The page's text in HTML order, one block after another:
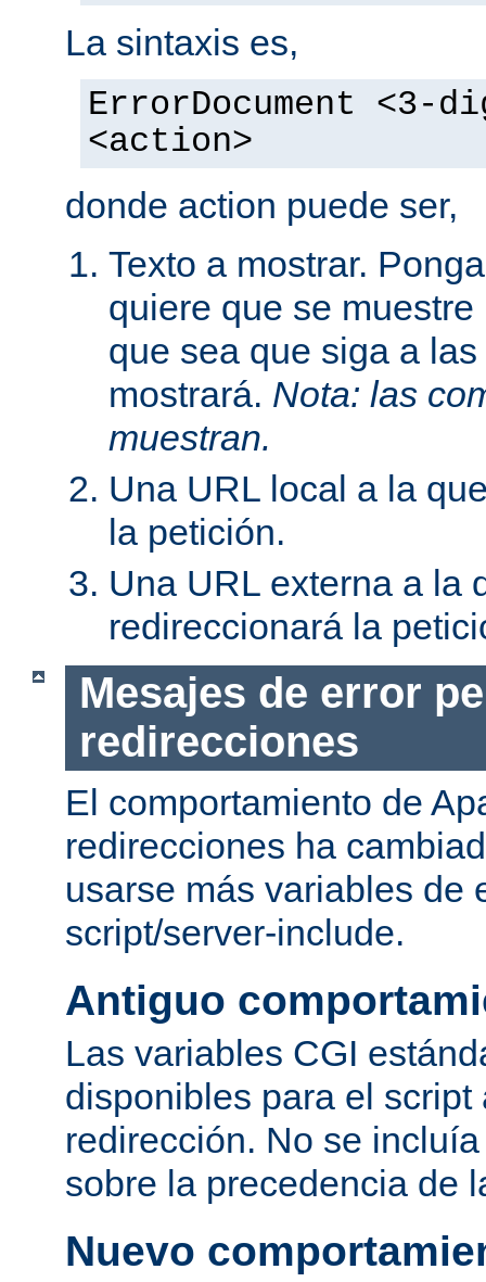
La sintaxis es,
ErrorDocument <3-
<action>
donde action puede ser,
Texto a mostrar.
quiere que se
que sea que siga a
mostrará. Nota: las
muestran.
Una URL local a la
la petición.
Una URL externa a la
redireccionará la
Mesajes de error
redirecciones
El comportamiento de
redirecciones ha
usarse más variables de
script/server-include.
Antiguo
Las variables CGI
disponibles para el
redirección. No se
sobre la precedencia de
Nuevo